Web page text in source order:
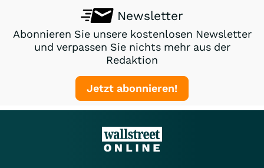
Newsletter
Abonnieren Sie unsere kostenlosen Newsletter
und verpassen Sie nichts mehr aus der
Redaktion
Jetzt abonnieren!